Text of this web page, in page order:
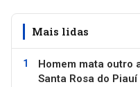
Mais lidas
Homem mata outro
Santa Rosa do Piauí